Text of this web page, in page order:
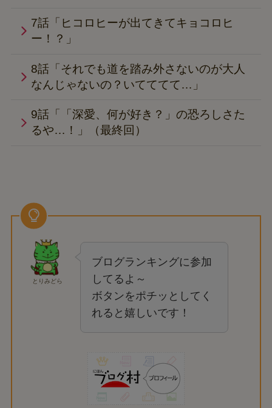
7話「ヒコロヒーが出てきてキョコロヒ
ー！？」
8話「それでも道を踏み外さないのが大人
なんじゃないの？いてててて…」
9話「「深愛、何が好き？」の恐ろしさた
るや…！」（最終回）
とりみどら
ブログランキングに参加
してるよ～
ボタンをポチッとしてく
れると嬉しいです！